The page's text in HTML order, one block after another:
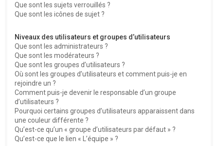
Que sont les sujets verrouillés ?
Que sont les icônes de sujet ?
Niveaux des utilisateurs et groupes d’utilisateurs
Que sont les administrateurs ?
Que sont les modérateurs ?
Que sont les groupes d’utilisateurs ?
Où sont les groupes d’utilisateurs et comment puis-je en
rejoindre un ?
Comment puis-je devenir le responsable d’un groupe
d’utilisateurs ?
Pourquoi certains groupes d’utilisateurs apparaissent dans
une couleur différente ?
Qu’est-ce qu’un « groupe d’utilisateurs par défaut » ?
Qu’est-ce que le lien « L’équipe » ?